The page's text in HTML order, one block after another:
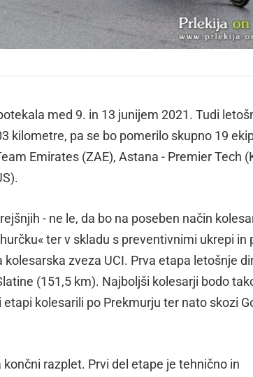
med 9. in 13 junijem 2021. Tudi
kilometre, pa se bo pomerilo skupno 19
Emirates (ZAE), Astana - Premier Tech
- ne le, da bo na poseben način
ter v skladu s preventivnimi ukrepi in
zveza UCI. Prva etapa letošnje
(151,5 km). Najboljši kolesarji bodo
kolesarili po Prekmurju ter nato skozi
razplet. Prvi del etape je tehnično in